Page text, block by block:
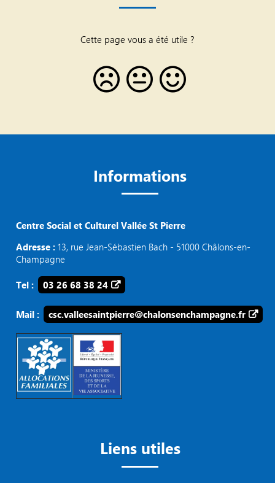
Cette page vous a été utile ?
Informations
Centre Social et Culturel Vallée St Pierre
Adresse : 13, rue Jean-Sébastien Bach - 51000 Châlons-en-
Champagne
Tel : 03 26 68 38 24
Mail : csc.valleesaintpierre@chalonsenchampagne.fr
Liens utiles